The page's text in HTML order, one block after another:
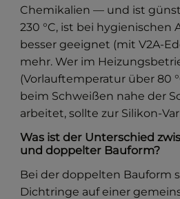
Chemikalien — und ist
230 °C, ist bei hygienischen
besser geeignet (mit V2A-
mehr. Wer im
(Vorlauftemperatur über 80
beim Schweißen nahe der
arbeitet, sollte zur Silikon-
Was ist der Unterschied
und doppelter Bauform?
Bei der doppelten Bauform
Dichtringe auf einer